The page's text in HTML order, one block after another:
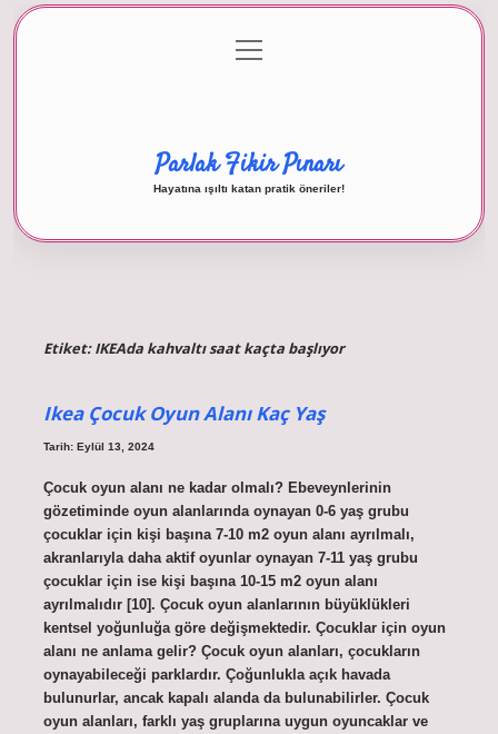
Gizlilik Politikası
menüyü
aç
Parlak Fikir Pınarı
Hayatına ışıltı katan pratik öneriler!
Etiket:IKEAda kahvaltı saat kaçta başlıyor
Ikea Çocuk Oyun Alanı Kaç Yaş
Tarih: Eylül 13, 2024
Çocuk oyun alanı ne kadar olmalı? Ebeveynlerinin
gözetiminde oyun alanlarında oynayan 0-6 yaş grubu
çocuklar için kişi başına 7-10 m2 oyun alanı ayrılmalı,
akranlarıyla daha aktif oyunlar oynayan 7-11 yaş grubu
çocuklar için ise kişi başına 10-15 m2 oyun alanı
ayrılmalıdır [10]. Çocuk oyun alanlarının büyüklükleri
kentsel yoğunluğa göre değişmektedir. Çocuklar için oyun
alanı ne anlama gelir? Çocuk oyun alanları, çocukların
oynayabileceği parklardır. Çoğunlukla açık havada
bulunurlar, ancak kapalı alanda da bulunabilirler. Çocuk
oyun alanları, farklı yaş gruplarına uygun oyuncaklar ve